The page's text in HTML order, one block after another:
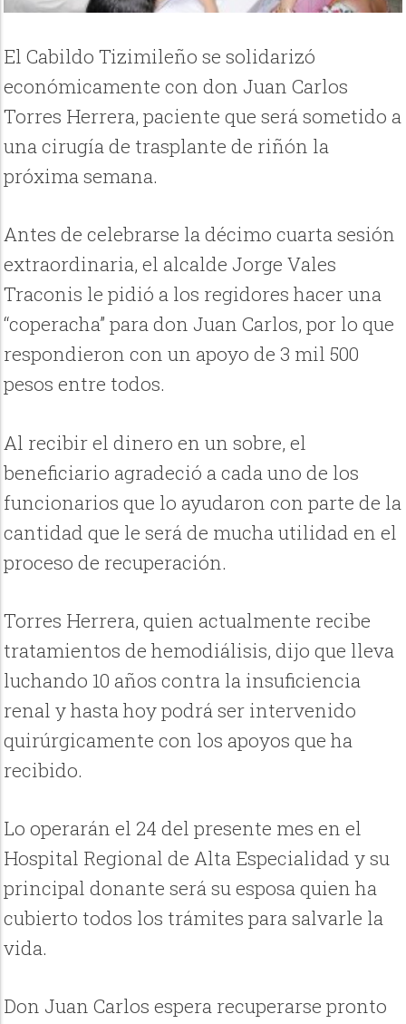
El Cabildo Tizimileño se solidarizó
económicamente con don Juan Carlos
Torres Herrera, paciente que será sometido a
una cirugía de trasplante de riñón la
próxima semana.
Antes de celebrarse la décimo cuarta sesión
extraordinaria, el alcalde Jorge Vales
Traconis le pidió a los regidores hacer una
“coperacha” para don Juan Carlos, por lo que
respondieron con un apoyo de 3 mil 500
pesos entre todos.
Al recibir el dinero en un sobre, el
beneficiario agradeció a cada uno de los
funcionarios que lo ayudaron con parte de la
cantidad que le será de mucha utilidad en el
proceso de recuperación.
Torres Herrera, quien actualmente recibe
tratamientos de hemodiálisis, dijo que lleva
luchando 10 años contra la insuficiencia
renal y hasta hoy podrá ser intervenido
quirúrgicamente con los apoyos que ha
recibido.
Lo operarán el 24 del presente mes en el
Hospital Regional de Alta Especialidad y su
principal donante será su esposa quien ha
cubierto todos los trámites para salvarle la
vida.
Don Juan Carlos espera recuperarse pronto